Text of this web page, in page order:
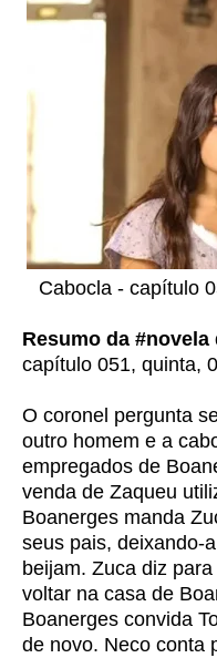
Cabocla - capítulo
Resumo da
capítulo 051, quinta,
O coronel pergunta
outro homem e a
empregados de
venda de Zaqueu
Boanerges manda
seus pais, deixando-
beijam. Zuca diz
voltar na casa de
Boanerges convida
de novo. Neco conta